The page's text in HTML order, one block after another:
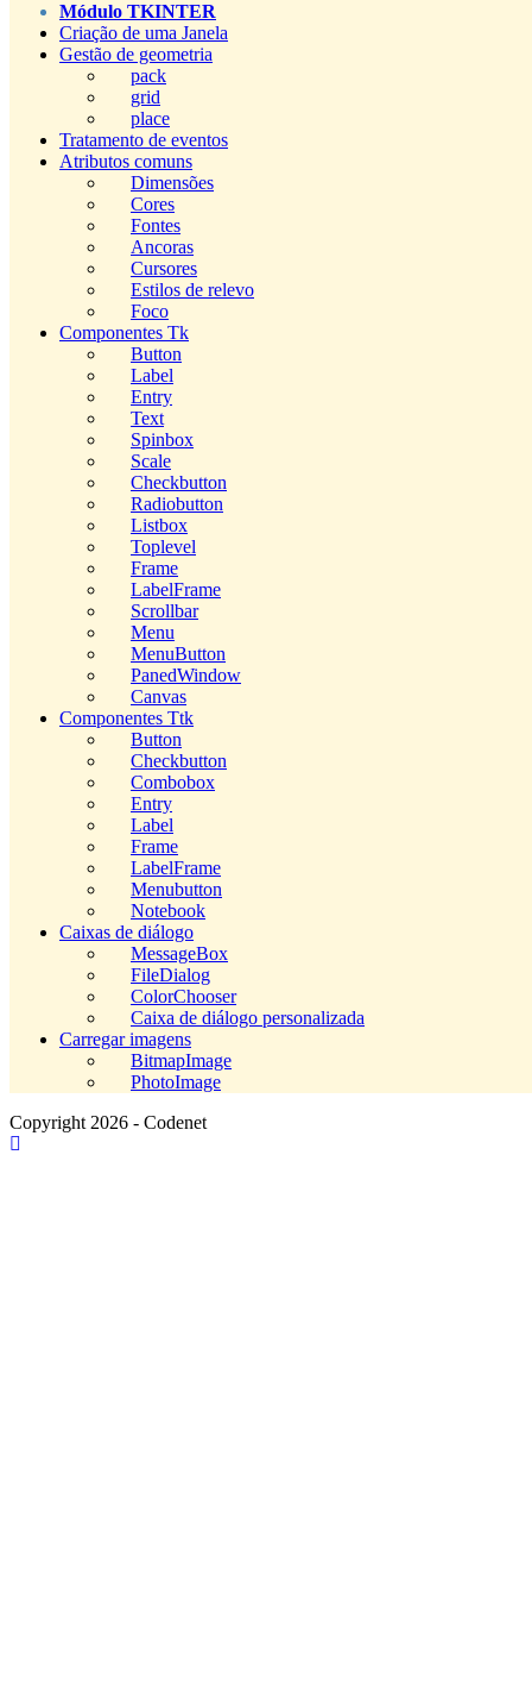
Módulo TKINTER
Criação de uma Janela
Gestão de geometria
pack
grid
place
Tratamento de eventos
Atributos comuns
Dimensões
Cores
Fontes
Ancoras
Cursores
Estilos de relevo
Foco
Componentes Tk
Button
Label
Entry
Text
Spinbox
Scale
Checkbutton
Radiobutton
Listbox
Toplevel
Frame
LabelFrame
Scrollbar
Menu
MenuButton
PanedWindow
Canvas
Componentes Ttk
Button
Checkbutton
Combobox
Entry
Label
Frame
LabelFrame
Menubutton
Notebook
Caixas de diálogo
MessageBox
FileDialog
ColorChooser
Caixa de diálogo personalizada
Carregar imagens
BitmapImage
PhotoImage
Copyright 2026 - Codenet